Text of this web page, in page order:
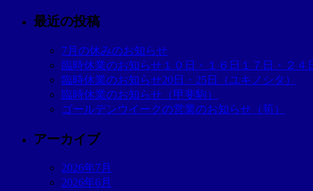
最近の投稿
7月の休みのお知らせ
臨時休業のお知らせ１０日・１６日１７日・２４
臨時休業のお知らせ20日・25日（ユキノシタ）
臨時休業のお知らせ（甲斐駒）
ゴールデンウイークの営業のお知らせ（筍）
アーカイブ
2026年7月
2026年6月